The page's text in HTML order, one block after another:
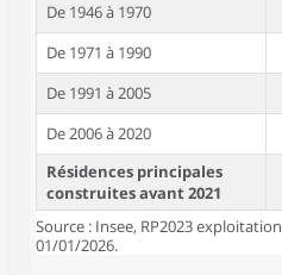
De 1946 à 1970
De 1971 à 1990
De 1991 à 2005
De 2006 à 2020
Résidences principales
construites avant 2021
Source : Insee, RP2023
01/01/2026.